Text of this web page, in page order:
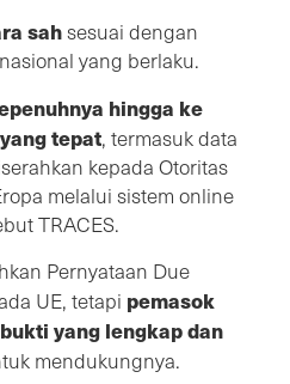
sahsesuai dengan
yang berlaku.
hingga ke
tepat, termasuk data
kepada Otoritas
melalui sistem online
TRACES.
Pernyataan Due
UE, tetapi pemasok
yang lengkap dan
mendukungnya.